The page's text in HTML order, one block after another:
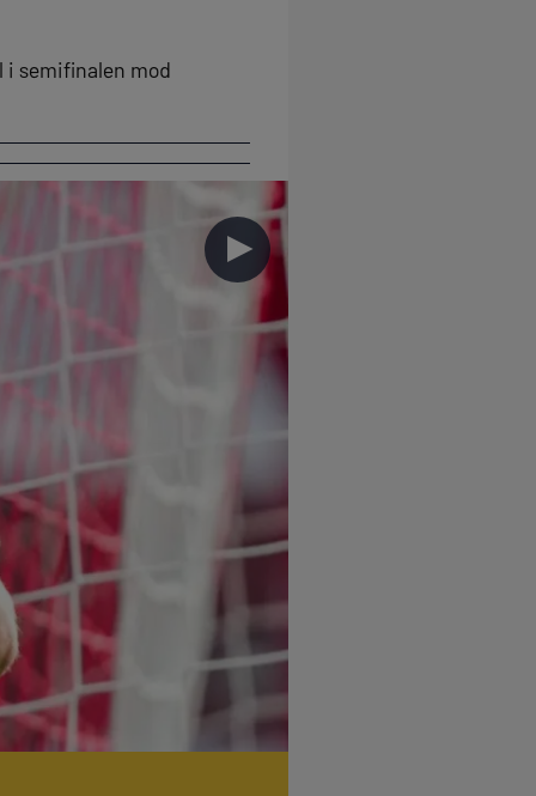
semifinalen mod
►